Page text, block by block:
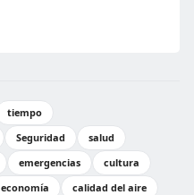
tiempo
Seguridad
salud
emergencias
cultura
economía
calidad del aire